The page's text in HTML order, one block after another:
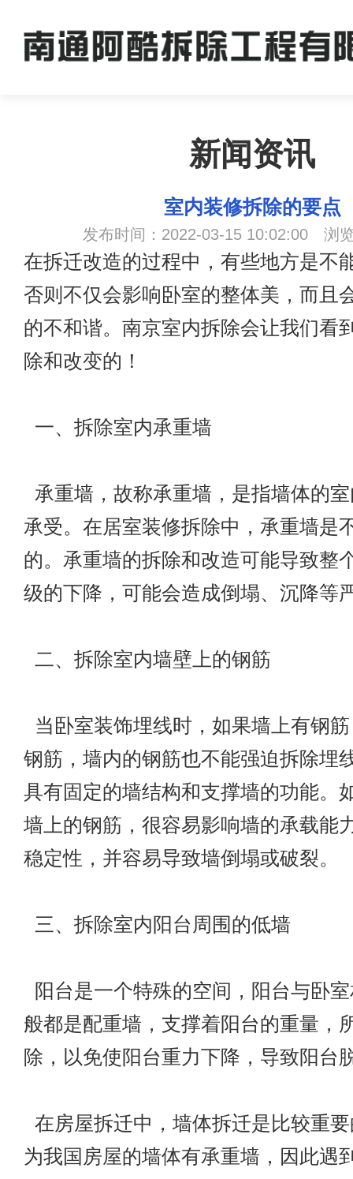
新闻资讯
室内装修拆除的要点
发布时间：2022-03-15 10:02:00 浏
在拆迁改造的过程中，有些地方是不
否则不仅会影响卧室的整体美，而且
的不和谐。 南京室内拆除会让我们看
除和改变的！
一、拆除室内承重墙
承重墙，故称承重墙，是指墙体的
承受。在居室装修拆除中，承重墙是
的。承重墙的拆除和改造可能导致整
级的下降，可能会造成倒塌、沉降等
二、拆除室内墙壁上的钢筋
当卧室装饰埋线时，如果墙上有钢
钢筋，墙内的钢筋也不能强迫拆除埋
具有固定的墙结构和支撑墙的功能。
墙上的钢筋，很容易影响墙的承载能
稳定性，并容易导致墙倒塌或破裂。
三、拆除室内阳台周围的低墙
阳台是一个特殊的空间，阳台与卧
般都是配重墙，支撑着阳台的重量，
除，以免使阳台重力下降，导致阳台
在房屋拆迁中，墙体拆迁是比较重
为我国房屋的墙体有承重墙，因此遇